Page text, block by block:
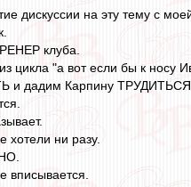
дискуссии на эту тему с
клуба.
цикла "а вот если бы к носу
и дадим Карпину ТРУДИТЬСЯ.
ни разу.
вписывается.